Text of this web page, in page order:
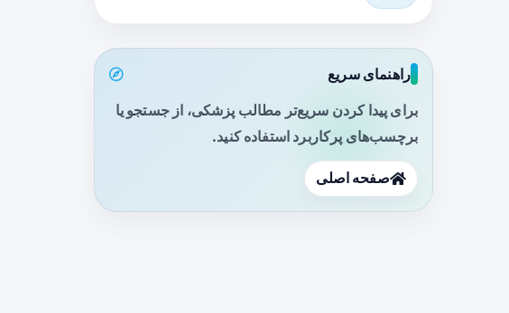
راهنمای سریع
برای پیدا کردن سریع‌تر مطالب پزشکی، از جستجو یا
برچسب‌های پرکاربرد استفاده کنید.
صفحه اصلی